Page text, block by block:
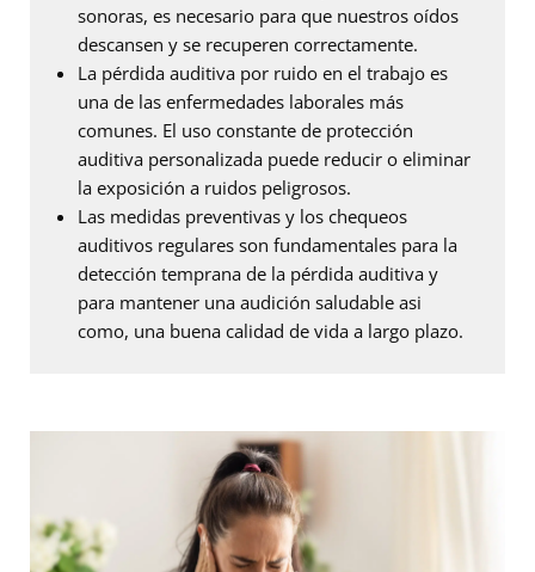
sonoras, es necesario para que nuestros oídos
descansen y se recuperen correctamente.
La pérdida auditiva por ruido en el trabajo es
una de las enfermedades laborales más
comunes. El uso constante de protección
auditiva personalizada puede reducir o eliminar
la exposición a ruidos peligrosos.
Las medidas preventivas y los chequeos
auditivos regulares son fundamentales para la
detección temprana de la pérdida auditiva y
para mantener una audición saludable asi
como, una buena calidad de vida a largo plazo.